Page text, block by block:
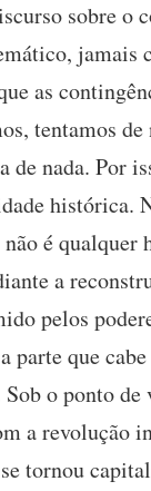
sobre
jamais
as
tentamos
de nada. Por
histórica.
é
a
pelos
parte que
o ponto
a
tornou